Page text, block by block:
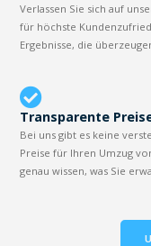
Verlassen Sie sich auf
für höchste
Ergebnisse, die
Transparente
Bei uns gibt es keine
Preise für Ihren Umzug
genau wissen, was Sie